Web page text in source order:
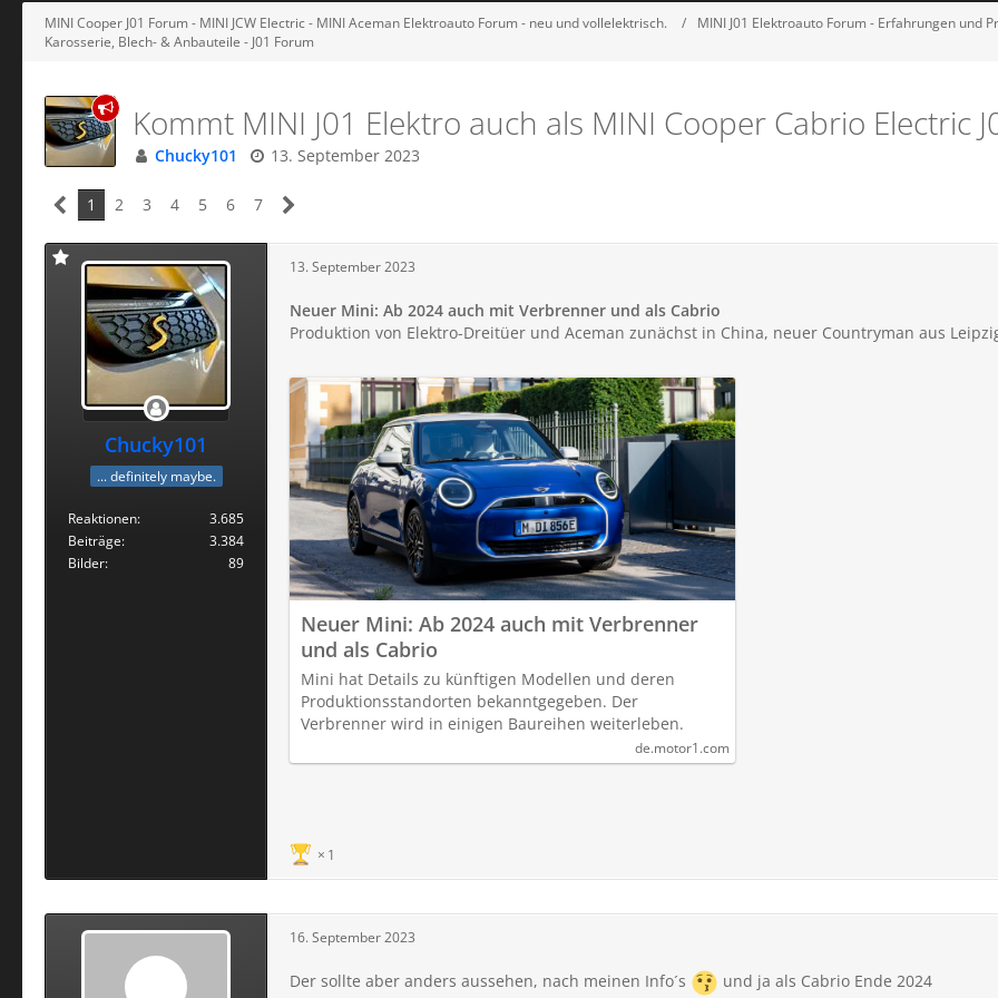
MINI Cooper J01 Forum - MINI JCW Electric - MINI Aceman Elektroauto Forum - neu und vollelektrisch.
MINI J01 Elektroauto Forum - Erfahrungen und
Karosserie, Blech- & Anbauteile - J01 Forum
Kommt MINI J01 Elektro auch als MINI Cooper Cabrio Electric
Chucky101 13. September 2023
1 2 3 4 5 6 7
Chucky101
... definitely maybe.
Reaktionen
3.685
Beiträge
3.384
Bilder
89
13. September 2023
Neuer Mini: Ab 2024 auch mit Verbrenner und als Cabrio
Produktion von Elektro-Dreitüer und Aceman zunächst in China, neuer Countryman aus
Neuer Mini: Ab 2024 auch mit Verbrenner
und als Cabrio
Mini hat Details zu künftigen Modellen und deren
Produktionsstandorten bekanntgegeben. Der
Verbrenner wird in einigen Baureihen weiterleben.
de.motor1.com
1
16. September 2023
Der sollte aber anders aussehen, nach meinen Info´s und ja als Cabrio Ende 2024